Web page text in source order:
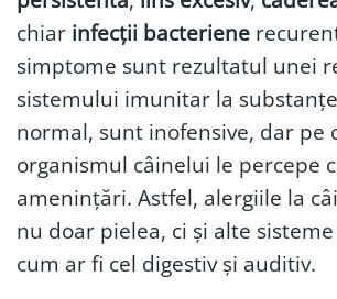
chiar infecții bacteriene
simptome sunt rezultatul unei
sistemului imunitar la
normal, sunt inofensive, dar pe
organismul câinelui le percepe
amenințări. Astfel, alergiile la
nu doar pielea, ci și alte
cum ar fi cel digestiv și auditiv.